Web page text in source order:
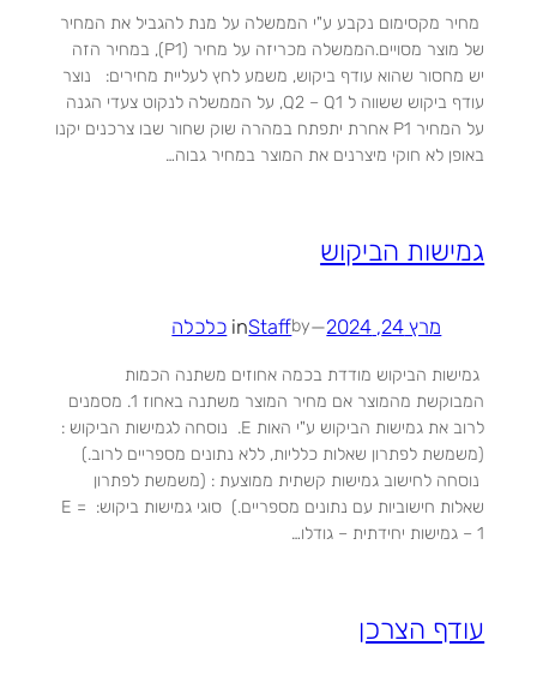
מחיר מקסימום נקבע ע"י הממשלה על מנת להגביל את המחיר
של מוצר מסויים.הממשלה מכריזה על מחיר (P1), במחיר הזה
יש מחסור שהוא עודף ביקוש, משמע לחץ לעליית מחירים: נוצר
עודף ביקוש ששווה ל Q2 – Q1, על הממשלה לנקוט צעדי הגנה
על המחיר P1 אחרת יתפתח במהרה שוק שחור שבו צרכנים יקנו
באופן לא חוקי מיצרנים את המוצר במחיר גבוה…
גמישות הביקוש
מרץ 24, 2024 —
by
Staff
in כלכלה
גמישות הביקוש מודדת בכמה אחוזים משתנה הכמות
המבוקשת מהמוצר אם מחיר המוצר משתנה באחוז 1. מסמנים
לרוב את גמישות הביקוש ע"י האות E. נוסחה לגמישות הביקוש :
(משמשת לפתרון שאלות כלליות, ללא נתונים מספריים לרוב.)
נוסחה לחישוב גמישות קשתית ממוצעת : (משמשת לפתרון
שאלות חישוביות עם נתונים מספריים.) סוגי גמישות ביקוש: E =
1 – גמישות יחידתית – גודלו…
עודף הצרכן